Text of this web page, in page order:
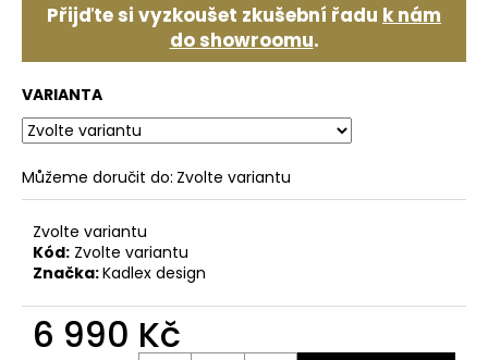
Přijďte si vyzkoušet zkušební řadu k nám
do showroomu.
VARIANTA
Můžeme doručit do: Zvolte variantu
Zvolte variantu
Kód: Zvolte variantu
Značka:Kadlex design
6 990 Kč
o
p
o
r
č
u
e
m
e